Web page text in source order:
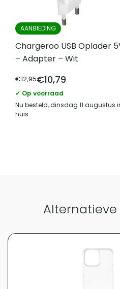
AANBIEDING
Chargeroo USB Oplader
– Adapter – Wit
€12,95€10,79
✓ Op voorraad
Nu besteld, dinsdag 11 augustus
huis